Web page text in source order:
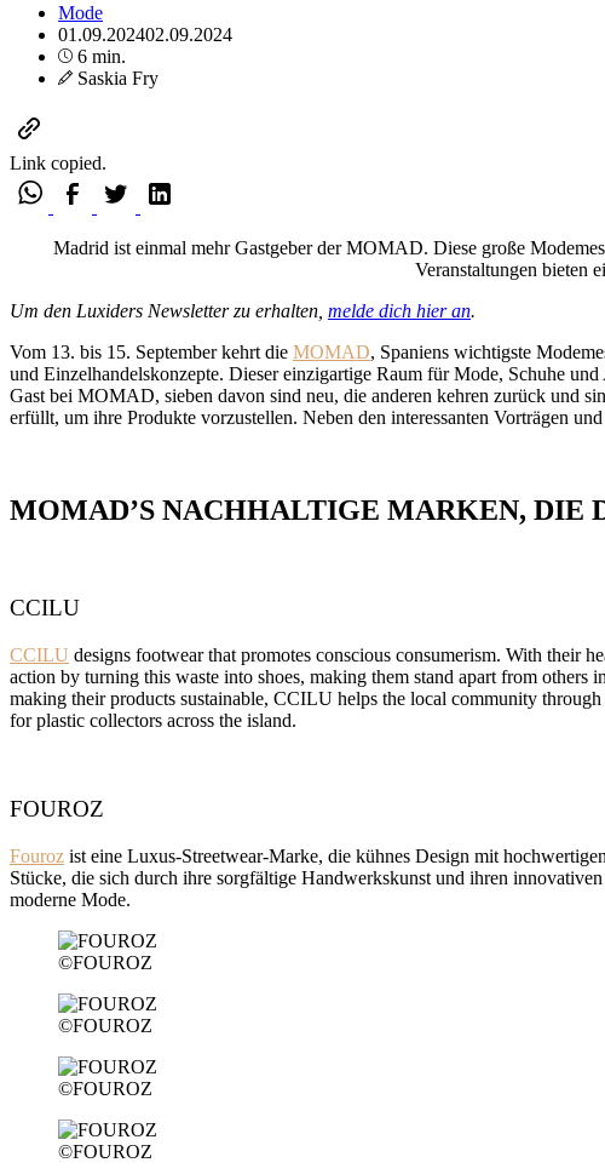
Mode
01.09.202402.09.2024
6 min.
Saskia Fry
Link copied.
Madrid ist einmal mehr Gastgeber der MOMAD. Diese große
Veranstaltungen bieten
Um den Luxiders Newsletter zu erhalten, melde dich hier an.
Vom 13. bis 15. September kehrt die MOMAD, Spaniens wichtigste
und Einzelhandelskonzepte. Dieser einzigartige Raum für Mode, Schuhe
Gast bei MOMAD, sieben davon sind neu, die anderen kehren zurück und
erfüllt, um ihre Produkte vorzustellen. Neben den interessanten Vorträgen
MOMAD’S NACHHALTIGE MARKEN, DIE
CCILU
CCILU designs footwear that promotes conscious consumerism. With their
action by turning this waste into shoes, making them stand apart from
making their products sustainable, CCILU helps the local community
for plastic collectors across the island.
FOUROZ
Fouroz ist eine Luxus-Streetwear-Marke, die kühnes Design mit
Stücke, die sich durch ihre sorgfältige Handwerkskunst und ihren
moderne Mode.
©FOUROZ
©FOUROZ
©FOUROZ
©FOUROZ